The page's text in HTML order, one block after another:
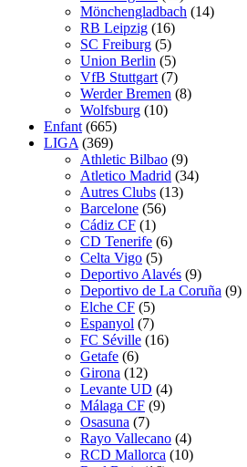
Mönchengladbach (14)
RB Leipzig (16)
SC Freiburg (5)
Union Berlin (5)
VfB Stuttgart (7)
Werder Bremen (8)
Wolfsburg (10)
Enfant (665)
LIGA (369)
Athletic Bilbao (9)
Atletico Madrid (34)
Autres Clubs (13)
Barcelone (56)
Cádiz CF (1)
CD Tenerife (6)
Celta Vigo (5)
Deportivo Alavés (9)
Deportivo de La Coruña (9)
Elche CF (5)
Espanyol (7)
FC Séville (16)
Getafe (6)
Girona (12)
Levante UD (4)
Málaga CF (9)
Osasuna (7)
Rayo Vallecano (4)
RCD Mallorca (10)